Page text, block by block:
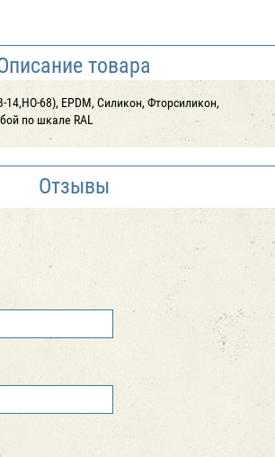
товара
68), EPDM, Силикон, Фторсиликон,
по шкале RAL
Отзывы